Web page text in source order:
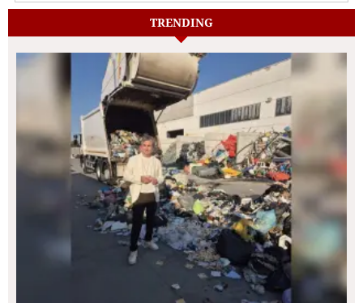
TRENDING